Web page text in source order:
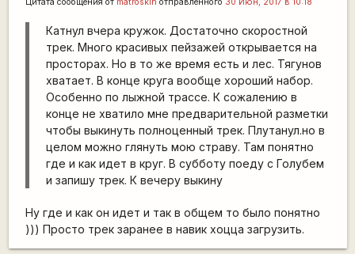
Катнул вчера кружок. Достаточно скоростной
трек. Много красивых пейзажей открывается на
просторах. Но в то же время есть и лес. Тягунов
хватает. В конце круга вообще хороший набор.
Особенно по лыжной трассе. К сожалению в
конце не хватило мне предварительной разметки
чтобы выкинуть полноценный трек. Плутанул.но в
целом можно глянуть мою страву. Там понятно
где и как идет в круг. В субботу поеду с Голубем
и запишу трек. К вечеру выкину
Ну где и как он идет и так в общем то было понятно
))) Просто трек заранее в навик хоцца загрузить.